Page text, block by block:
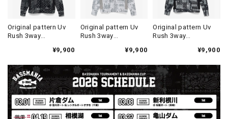
2026/07/30
発送も早く着心地最高！！！！ セットアップで短パンも買
えば良かった！！
Logo Sweat Zip Parka [ASH GRY]
アッシュグレー XXL
2026/07/30
夏の早朝 少し肌寒い時一枚羽織りたい時ちょうど良い。
Original pattern Uv
Rush 3way
Design］［LIMITED］
¥9,900
Original pattern Uv
Rush 3way
White］［LIMITED］
¥9,900
Original pattern Uv
Rush 3way
Black］［LIMITED］
¥9,900